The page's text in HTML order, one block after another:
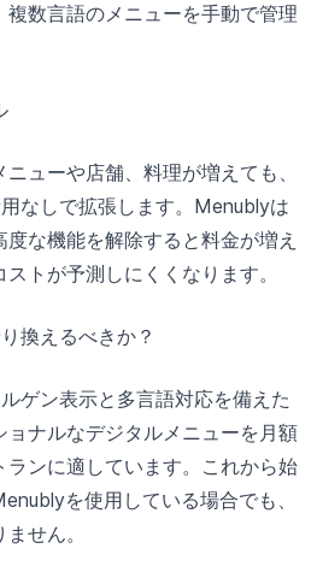
数言語のメニューを手動で管理
ューや店舗、料理が増えても、
なしで拡張します。Menublyは
な機能を解除すると料金が増え
トが予測しにくくなります。
換えるべきか？
ゲン表示と多言語対応を備えた
ョナルなデジタルメニューを月額
ンに適しています。これから始
を使用している場合でも、
せん。